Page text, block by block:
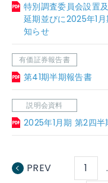
特別調査委員会設置
延期並びに2025年1
知らせ
有価証券報告書
第41期半期報告書
説明会資料
2025年1月期 第2四半
PREV 1